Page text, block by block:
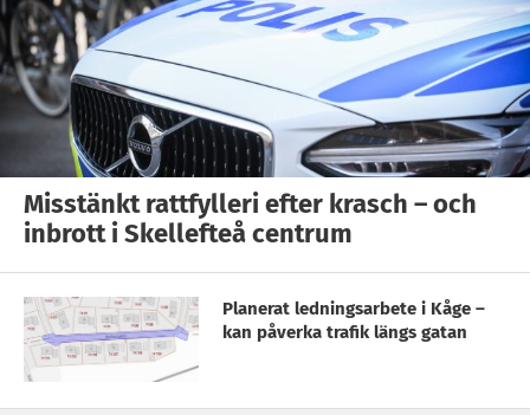
Misstänkt rattfylleri efter krasch – och
inbrott i Skellefteå centrum
Planerat ledningsarbete i Kåge –
kan påverka trafik längs gatan